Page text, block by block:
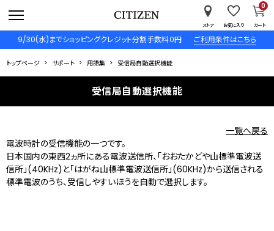
9/30(水)までショッピングクレジット分割手数料０円 ご利用条件はこちら
ストア お気に入り カート
0
トップページ サポート 用語集 受信局自動選択機能
受信局自動選択機能
一覧へ戻る
電波時計の受信機能の一つです。
日本国内の東西2ヵ所にある電波送信所、「おおたかどや山標準電波送
信所」(40KHz)と「はがね山標準電波送信所」(60KHz)から送信される
標準電波のうち、受信しやすいほうを自動で選択します。